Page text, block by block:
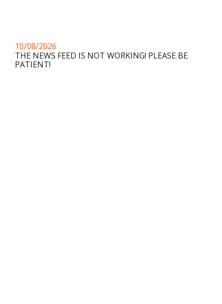
10/08/2026
THE NEWS FEED IS NOT WORKING! PLEASE BE
PATIENT!